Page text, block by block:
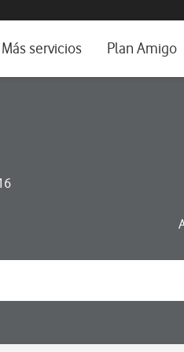
Más servicios Plan Amigo